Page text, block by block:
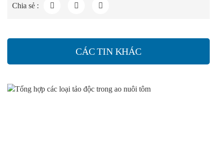
Chia sẻ :
CÁC TIN KHÁC